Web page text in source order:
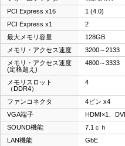
PCI Express x16
1 (4.0)
PCI Express x1
2
最大メモリ容量
128GB
メモリ・アクセス速度
3200～2133
メモリ・アクセス速度
(定格超え)
4800～3333
メモリスロット
（DDR4）
4
ファンコネクタ
4ピン x4
VGA端子
HDMI×1、
SOUND機能
7.1ｃｈ
LAN機能
GbE